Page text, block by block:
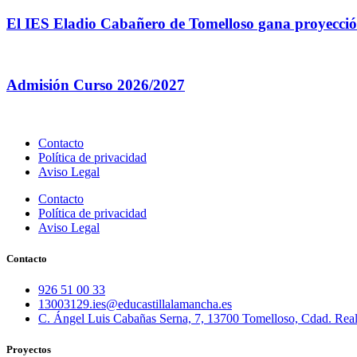
El IES Eladio Cabañero de Tomelloso gana
Admisión Curso 2026/2027
Contacto
Política de privacidad
Aviso Legal
Contacto
Política de privacidad
Aviso Legal
Contacto
926 51 00 33
13003129.ies@educastillalamancha.es
C. Ángel Luis Cabañas Serna, 7, 13700 Tomelloso, Cdad. Real
Proyectos